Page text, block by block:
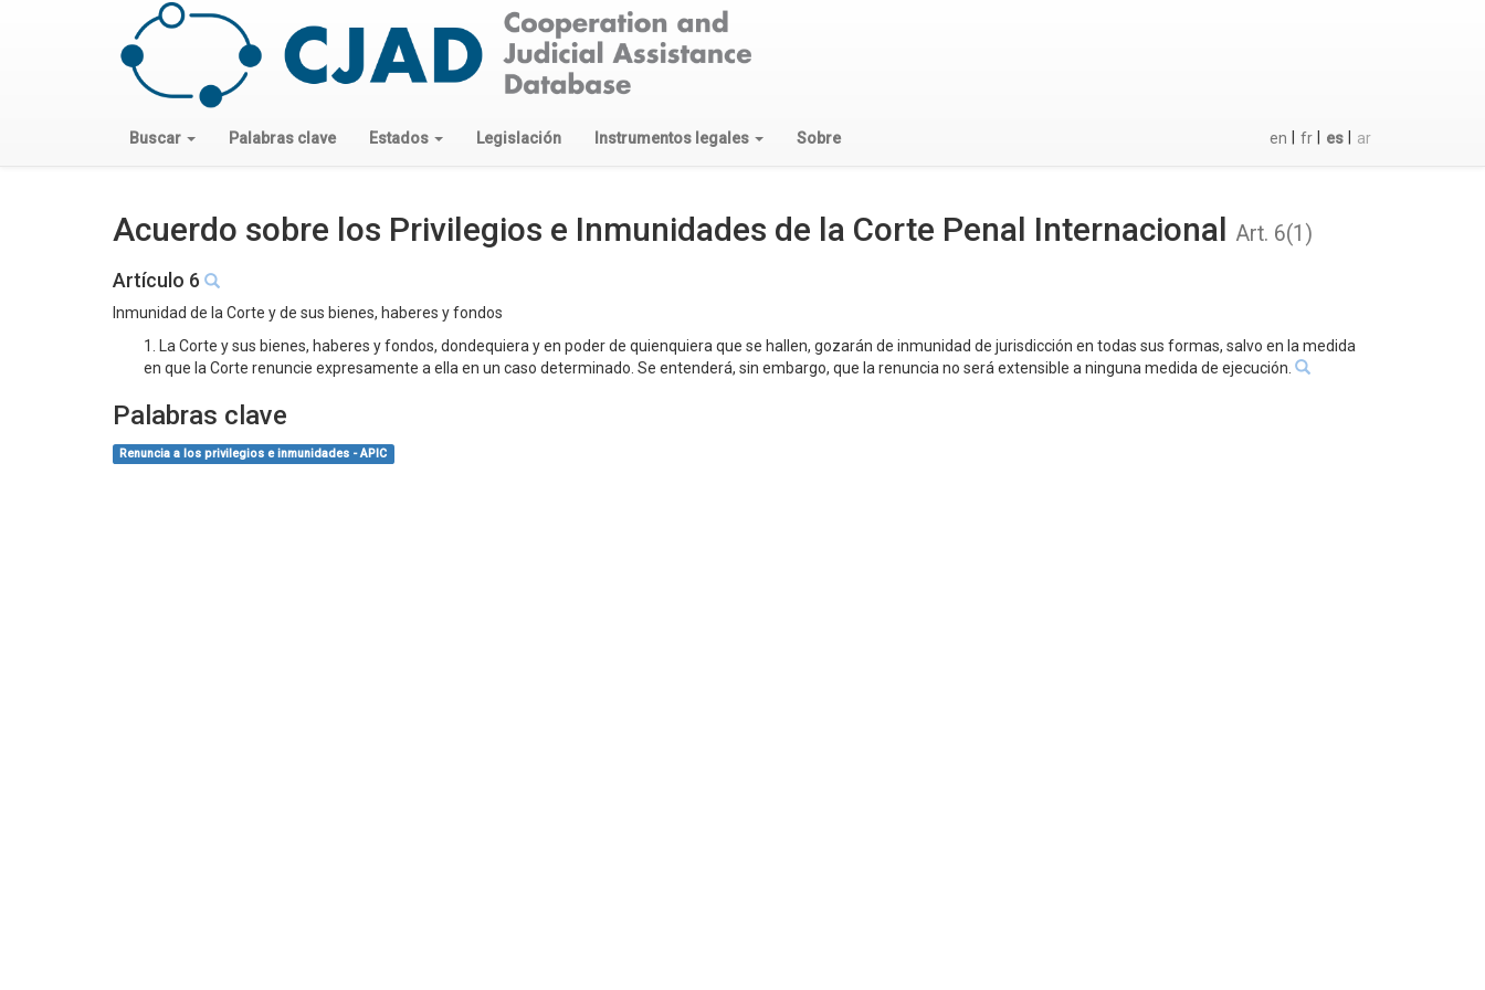
Buscar Palabras clave Estados Legislación Instrumentos legales Sobre en fr es ar
Acuerdo sobre los Privilegios e Inmunidades de la Corte Penal Internacional Art. 6(1)
Artículo 6
Inmunidad de la Corte y de sus bienes, haberes y fondos
1. La Corte y sus bienes, haberes y fondos, dondequiera y en poder de quienquiera que se hallen, gozarán de inmunidad de jurisdicción en todas sus formas, salvo en la medida
en que la Corte renuncie expresamente a ella en un caso determinado. Se entenderá, sin embargo, que la renuncia no será extensible a ninguna medida de ejecución.
Palabras clave
Renuncia a los privilegios e inmunidades - APIC